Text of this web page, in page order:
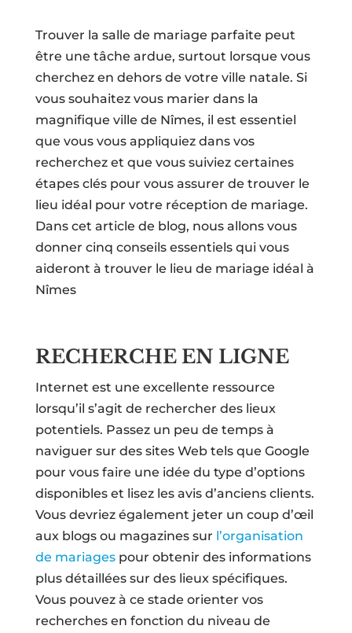
Trouver la salle de mariage parfaite peut
être une tâche ardue, surtout lorsque vous
cherchez en dehors de votre ville natale. Si
vous souhaitez vous marier dans la
magnifique ville de Nîmes, il est essentiel
que vous vous appliquiez dans vos
recherchez et que vous suiviez certaines
étapes clés pour vous assurer de trouver le
lieu idéal pour votre réception de mariage.
Dans cet article de blog, nous allons vous
donner cinq conseils essentiels qui vous
aideront à trouver le lieu de mariage idéal à
Nîmes
RECHERCHE EN LIGNE
Internet est une excellente ressource
lorsqu’il s’agit de rechercher des lieux
potentiels. Passez un peu de temps à
naviguer sur des sites Web tels que Google
pour vous faire une idée du type d’options
disponibles et lisez les avis d’anciens clients.
Vous devriez également jeter un coup d’œil
aux blogs ou magazines sur l’organisation
de mariagespour obtenir des informations
plus détaillées sur des lieux spécifiques.
Vous pouvez à ce stade orienter vos
recherches en fonction du niveau de